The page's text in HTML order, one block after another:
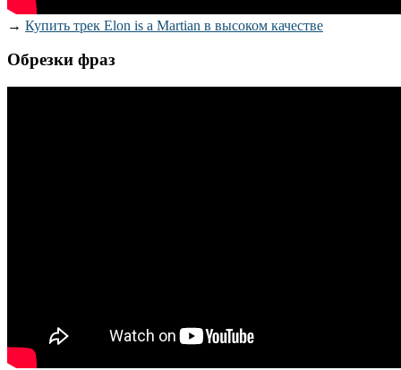
→ Купить трек Elon is a Martian в высоком качестве
Обрезки фраз